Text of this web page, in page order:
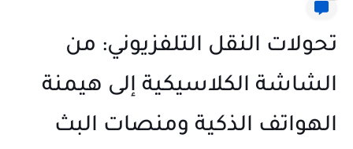
تحولات النقل التلفزيوني: من
الشاشة الكلاسيكية إلى هيمنة
الهواتف الذكية ومنصات البث